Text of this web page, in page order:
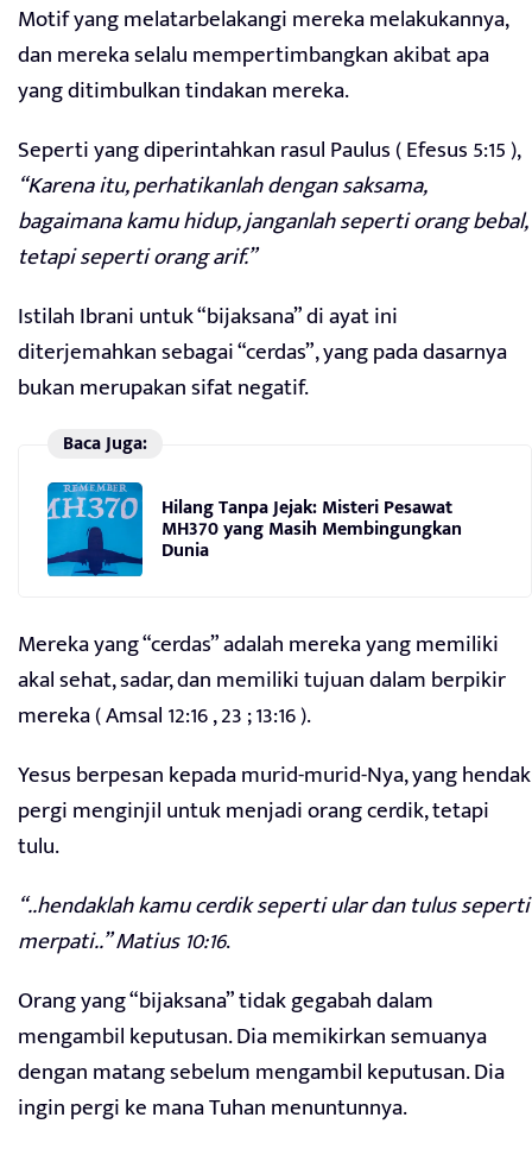
Motif yang melatarbelakangi mereka melakukannya,
dan mereka selalu mempertimbangkan akibat apa
yang ditimbulkan tindakan mereka.
Seperti yang diperintahkan rasul Paulus ( Efesus 5:15 ),
“Karena itu, perhatikanlah dengan saksama,
bagaimana kamu hidup, janganlah seperti orang bebal,
tetapi seperti orang arif.”
Istilah Ibrani untuk “bijaksana” di ayat ini
diterjemahkan sebagai “cerdas”, yang pada dasarnya
bukan merupakan sifat negatif.
Baca Juga:
Hilang Tanpa Jejak: Misteri Pesawat
MH370 yang Masih Membingungkan
Dunia
Mereka yang “cerdas” adalah mereka yang memiliki
akal sehat, sadar, dan memiliki tujuan dalam berpikir
mereka ( Amsal 12:16 , 23 ; 13:16 ).
Yesus berpesan kepada murid-murid-Nya, yang hendak
pergi menginjil untuk menjadi orang cerdik, tetapi
tulu.
“..hendaklah kamu cerdik seperti ular dan tulus seperti
merpati..” Matius 10:16.
Orang yang “bijaksana” tidak gegabah dalam
mengambil keputusan. Dia memikirkan semuanya
dengan matang sebelum mengambil keputusan. Dia
ingin pergi ke mana Tuhan menuntunnya.